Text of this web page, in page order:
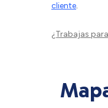
cliente.
¿Trabajas